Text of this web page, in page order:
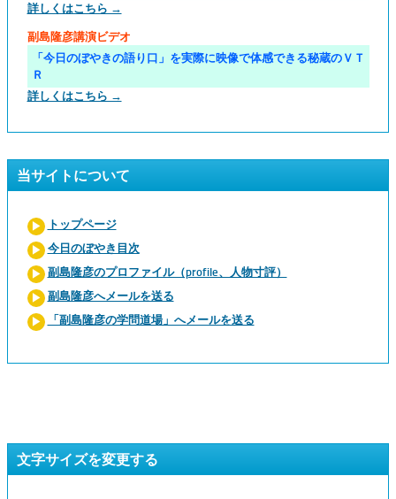
詳しくはこちら →
副島隆彦講演ビデオ
「今日のぼやきの語り口」を実際に映像で体感できる秘蔵のＶＴ
Ｒ
詳しくはこちら →
当サイトについて
トップページ
今日のぼやき目次
副島隆彦のプロファイル（profile、人物寸評）
副島隆彦へメールを送る
「副島隆彦の学問道場」へメールを送る
文字サイズを変更する